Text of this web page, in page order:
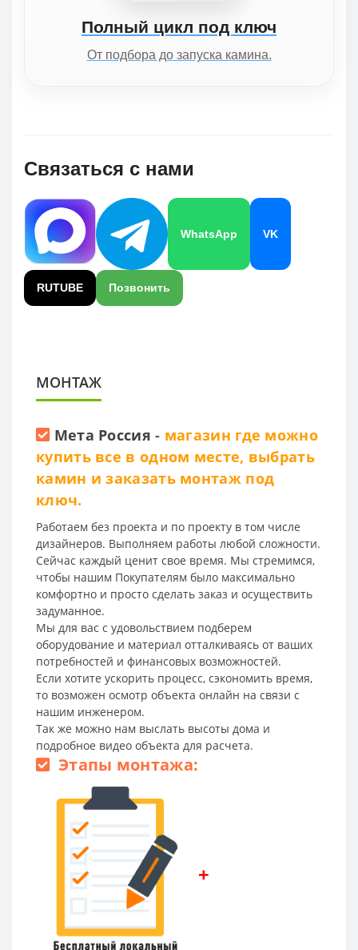
Полный цикл под ключ
От подбора до запуска камина.
Связаться с нами
WhatsApp VK
RUTUBE Позвонить
МОНТАЖ
Мета Россия - магазин где можно
купить все в одном месте, выбрать
камин и заказать монтаж под
ключ.
Работаем без проекта и по проекту в том числе
дизайнеров. Выполняем работы любой сложности.
Сейчас каждый ценит свое время. Мы стремимся,
чтобы нашим Покупателям было максимально
комфортно и просто сделать заказ и осуществить
задуманное.
Мы для вас с удовольствием подберем
оборудование и материал отталкиваясь от ваших
потребностей и финансовых возможностей.
Если хотите ускорить процесс, сэкономить время,
то возможен осмотр объекта онлайн на связи с
нашим инженером.
Так же можно нам выслать высоты дома и
подробное видео объекта для расчета.
Этапы монтажа:
+